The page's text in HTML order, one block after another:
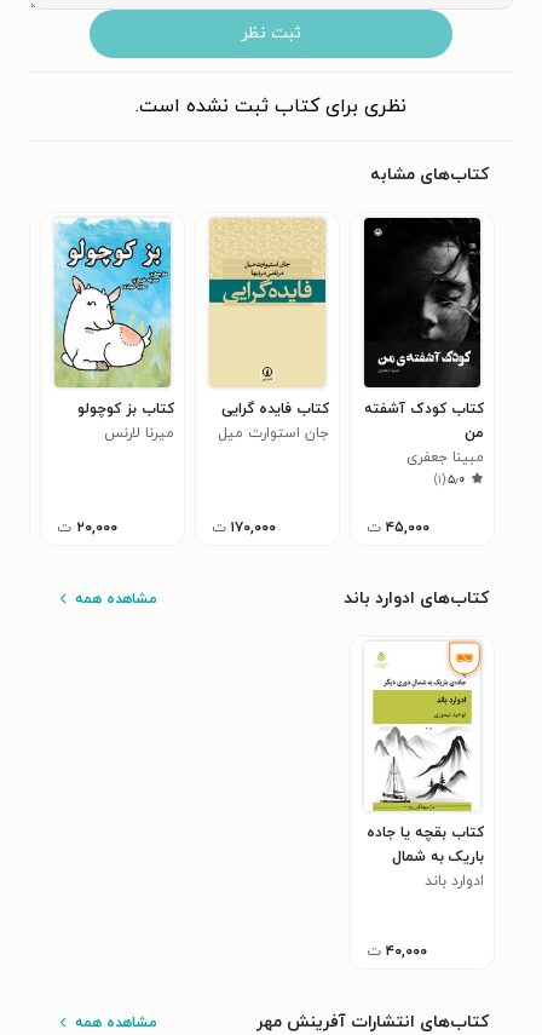
ثبت نظر
نظری برای کتاب ثبت نشده است.
کتاب‌های مشابه
کتاب کودک آشفته
من
مبینا جعفری
۵٫۰(۱)
۴۵,۰۰۰ ت
کتاب فایده گرایی
جان استوارت میل
۱۷۰,۰۰۰ ت
کتاب بز کوچولو
میرنا لارنس
۲۰,۰۰۰ ت
کتاب‌های ادوارد باند مشاهده همه
کتاب بقچه یا جاده
باریک به شمال
دوری دیگر
ادوارد باند
۴۰,۰۰۰ ت
کتاب‌های انتشارات آفرینش مهر مشاهده همه